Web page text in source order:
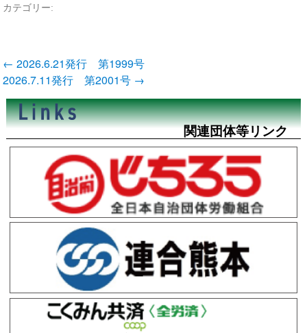
カテゴリー:
投
稿
ナ
ビ
ゲ
ー
シ
← 2026.6.21発行 第1999号
2026.7.11発行 第2001号 →
関連団体等リンク